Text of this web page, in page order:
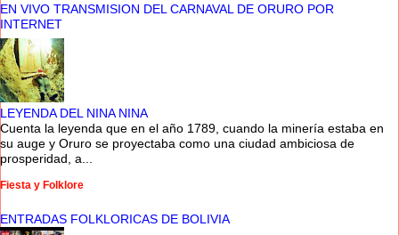
EN VIVO TRANSMISION DEL CARNAVAL DE ORURO POR
INTERNET
LEYENDA DEL NINA NINA
Cuenta la leyenda que en el año 1789, cuando la minería estaba en
su auge y Oruro se proyectaba como una ciudad ambiciosa de
prosperidad, a...
Fiesta y Folklore
ENTRADAS FOLKLORICAS DE BOLIVIA